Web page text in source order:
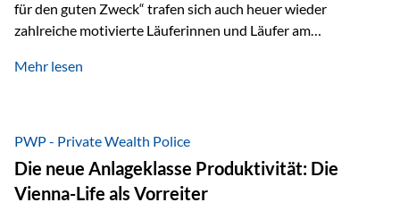
für den guten Zweck“ trafen sich auch heuer wieder
zahlreiche motivierte Läuferinnen und Läufer am
Höchstleistungen für einen guten Zweck zu erbringen. Mit
Mäder gesammelt werden konnten. Die anspruchsvolle
Strecke mit rund 4,8 Kilometern und 680 Höhenmetern
stellte die Teilnehmerinnen und Teilnehmer vor eine
sportliche Herausforderung. Doch…
Mehr lesen
PWP - Private Wealth Police
Die neue Anlageklasse Produktivität: Die
Vienna-Life als Vorreiter